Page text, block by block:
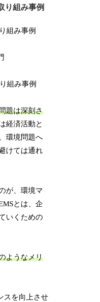
り組み事例
組み事例
題は深刻さ
経済活動と
環境問題へ
けては通れ
が、環境マ
とは、企
いくための
ようなメリ
スを向上させ